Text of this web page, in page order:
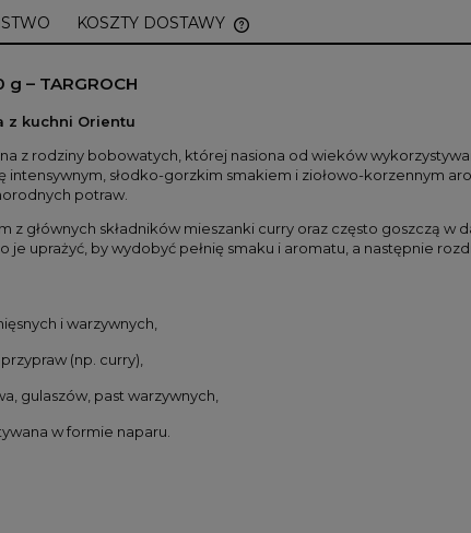
KOSZTY DOSTAWY
– TARGROCH
z kuchni Orientu
z rodziny bobowatych, której nasiona od wieków
intensywnym, słodko-gorzkim smakiem i ziołowo-korzennym
potraw.
z głównych składników mieszanki curry oraz często goszczą w
uprażyć, by wydobyć pełnię smaku i aromatu, a następnie
i warzywnych,
(np. curry),
gulaszów, past warzywnych,
w formie naparu.